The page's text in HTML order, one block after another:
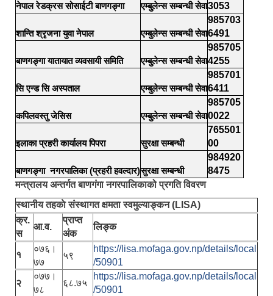
नेपाल रेडक्रस सोसाईटी बाणगङ्गा एम्बुलेन्स सम्बन्धी सेवा3053
शान्ति श्रृजना युवा नेपाल एम्बुलेन्स सम्बन्धी सेवा
985703
6491
बाणगङ्गा यातायात व्यवसायी समिति एम्बुलेन्स सम्बन्धी सेवा
985705
4255
सि एन्ड सि अस्पताल एम्बुलेन्स सम्बन्धी सेवा
985701
6411
कपिलवस्तु जेसिस एम्बुलेन्स सम्बन्धी सेवा
985705
0022
इलाका प्रहरी कार्यालय पिपरा सुरक्षा सम्बन्धी
765501
00
बाणगङ्गा नगरपालिका (प्रहरी हवल्दार)सुरक्षा सम्बन्धी
984920
8475
मन्त्रालय अन्तर्गत बाणगंगा नगरपालिकाको प्रगति विवरण
स्थानीय तहकाे संस्थागत क्षमता स्वमुल्याङ्कन (LISA)
क्र.
स
आ.व.
प्राप्त
अंक
लिङ्क
१
०७६।
७७
५९
https://lisa.mofaga.gov.np/details/local
/50901
२
०७७।
७८
६८.७५
https://lisa.mofaga.gov.np/details/local
/50901